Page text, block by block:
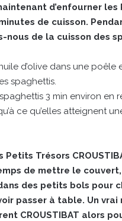
d’enfourner les
de cuisson.
nous de la cuisson des
d’olive dans une poêle
spaghettis.
3 min environ en
ce qu’elles atteignent
Petits Trésors
de mettre le
des petits bols pour
passer à table. Un vrai
CROUSTIBAT alors